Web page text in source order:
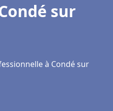
sur
à Condé sur